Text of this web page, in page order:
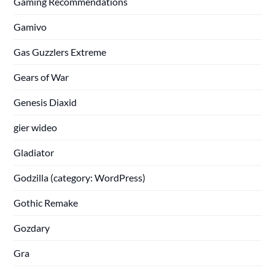
Gamivo
Gas Guzzlers Extreme
Gears of War
Genesis Diaxid
gier wideo
Gladiator
Godzilla (category: WordPress)
Gothic Remake
Gozdary
Gra